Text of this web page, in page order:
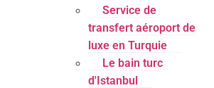
Service de
transfert aéroport de
luxe en Turquie
Le bain turc
d'Istanbul